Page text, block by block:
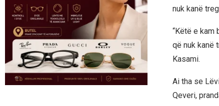
nuk kanë
“Këtë e kam
që nuk kanë
Kasami.
Ai tha se
Qeveri,